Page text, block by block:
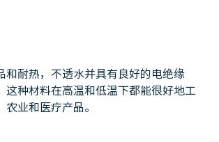
耐热，不透水并具有良好的电绝缘
种材料在高温和低温下都能很好地工
业和医疗产品。